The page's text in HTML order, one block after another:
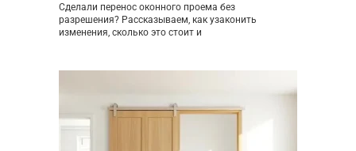
Сделали перенос оконного проема без
разрешения? Рассказываем, как узаконить
изменения, сколько это стоит и